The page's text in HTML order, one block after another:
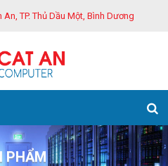
An, TP. Thủ Dầu Một, Bình Dương
PHẨM